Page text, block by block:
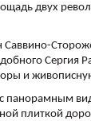
двух
Сергия
и
с панорамным
плиткой